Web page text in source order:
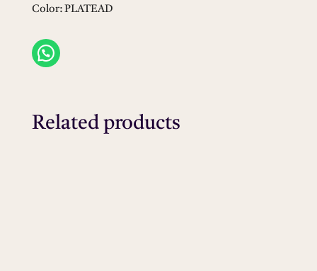
Color: PLATEAD
Related products